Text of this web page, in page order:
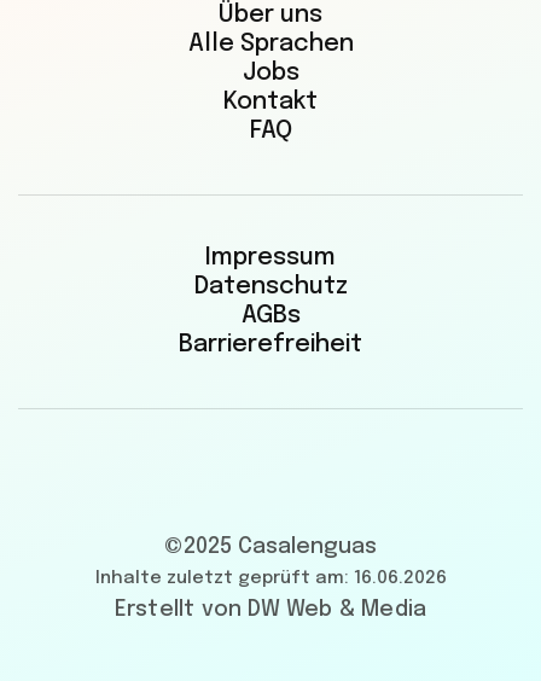
Über uns
Alle Sprachen
Jobs
Kontakt
FAQ
Impressum
Datenschutz
AGBs
Barrierefreiheit
©2025 Casalenguas
Inhalte zuletzt geprüft am: 16.06.2026
Erstellt von DW Web & Media